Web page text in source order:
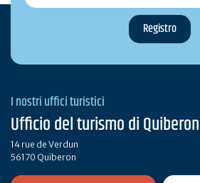
I nostri uffici turistici
Ufficio del turismo di Quiberon
14 rue de Verdun
56170 Quiberon